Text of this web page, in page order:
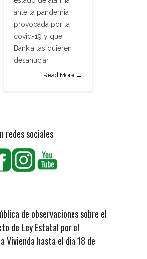
ante la pandemia
provocada por la
covid-19 y que
Bankia las quieren
desahuciar.
Read More →
redes sociales
de observaciones sobre el
de Ley Estatal por el
Vivienda hasta el dia 18 de